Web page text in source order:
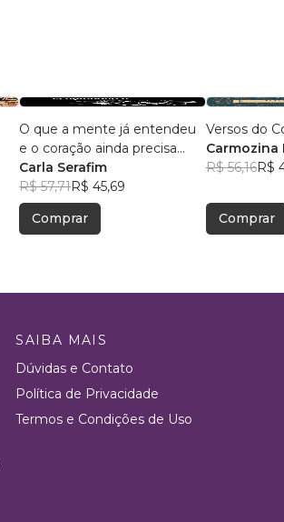
O que a mente já entendeu
e o coração ainda precisa
aceitar
Carla Serafim
R$ 57,71R$ 45,69
Comprar
Versos do
Carmozina
Rodrigues
R$ 56,16R$
Comprar
SAIBA MAIS
Dúvidas e Contato
Política de Privacidade
Termos e Condições de Uso